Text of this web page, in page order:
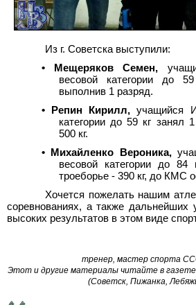
Из г. Советска выступили:
• Мещеряков Семен,
весовой категории до
выполнив 1 разряд.
• Репин Кирилл,учащийся
категории до 59 кг занял
500 кг.
• Михайленко Вероника,
весовой категории до
троеборье - 390 кг, до КМС
Хочется пожелать нашим
соревнованиях, а также дальнейших
высоких результатов в этом виде
тренер, мастер спорта
Этот и другие материалы читайте в
(Советск, Пижанка,